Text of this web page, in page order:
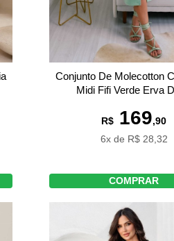
Conjunto De Molecotton
Midi Fifi Verde Erva
R$ 169,90
6x de R$ 28,32
COMPRAR